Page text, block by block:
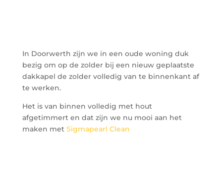
In Doorwerth zijn we in een oude woning duk
bezig om op de zolder bij een nieuw geplaatste
dakkapel de zolder volledig van te binnenkant af
te werken.
Het is van binnen volledig met hout
afgetimmert en dat zijn we nu mooi aan het
maken met Sigmapearl Clean